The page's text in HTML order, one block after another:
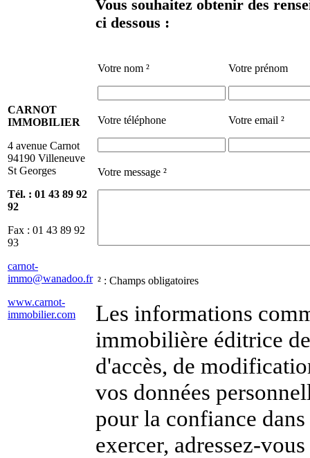
CARNOT
IMMOBILIER
4 avenue Carnot
94190 Villeneuve
St Georges
Tél. : 01 43 89 92
92
Fax : 01 43 89 92
93
carnot-
immo@wanadoo.fr
www.carnot-
immobilier.com
Vous souhaitez obtenir des
ci dessous :
Votre nom ² Votre prénom
Votre téléphone Votre email ²
Votre message ²
² : Champs obligatoires
Les informations
immobilière éditrice
d'accès, de
vos données
pour la confiance
exercer, adressez-vous